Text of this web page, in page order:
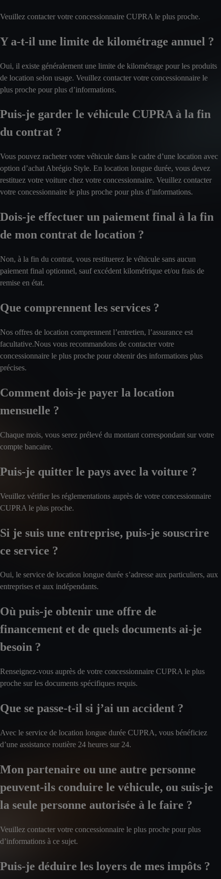
Veuillez contacter votre concessionnaire CUPRA le plus proche.
Y a-t-il une limite de kilométrage annuel ?
Oui, il existe généralement une limite de kilométrage pour les produits
de location selon usage. Veuillez contacter votre concessionnaire le
plus proche pour plus d’informations.
Puis-je garder le véhicule CUPRA à la fin
du contrat ?
Vous pouvez racheter votre véhicule dans le cadre d’une location avec
option d’achat Abrégio Style. En location longue durée, vous devez
restituez votre voiture chez votre concessionnaire. Veuillez contacter
votre concessionnaire le plus proche pour plus d’informations.
Dois-je effectuer un paiement final à la fin
de mon contrat de location ?
Non, à la fin du contrat, vous restituerez le véhicule sans aucun
paiement final optionnel, sauf excédent kilométrique et/ou frais de
remise en état.
Que comprennent les services ?
Nos offres de location comprennent l’entretien, l’assurance est
facultative.Nous vous recommandons de contacter votre
concessionnaire le plus proche pour obtenir des informations plus
précises.
Comment dois-je payer la location
mensuelle ?
Chaque mois, vous serez prélevé du montant correspondant sur votre
compte bancaire.
Puis-je quitter le pays avec la voiture ?
Veuillez vérifier les réglementations auprès de votre concessionnaire
CUPRA le plus proche.
Si je suis une entreprise, puis-je souscrire
ce service ?
Oui, le service de location longue durée s’adresse aux particuliers, aux
entreprises et aux indépendants.
Où puis-je obtenir une offre de
financement et de quels documents ai-je
besoin ?
Renseignez-vous auprès de votre concessionnaire CUPRA le plus
proche sur les documents spécifiques requis.
Que se passe-t-il si j’ai un accident ?
Avec le service de location longue durée CUPRA, vous bénéficiez
d’une assistance routière 24 heures sur 24.
Mon partenaire ou une autre personne
peuvent-ils conduire le véhicule, ou suis-je
la seule personne autorisée à le faire ?
Veuillez contacter votre concessionnaire le plus proche pour plus
d’informations à ce sujet.
Puis-je déduire les loyers de mes impôts ?